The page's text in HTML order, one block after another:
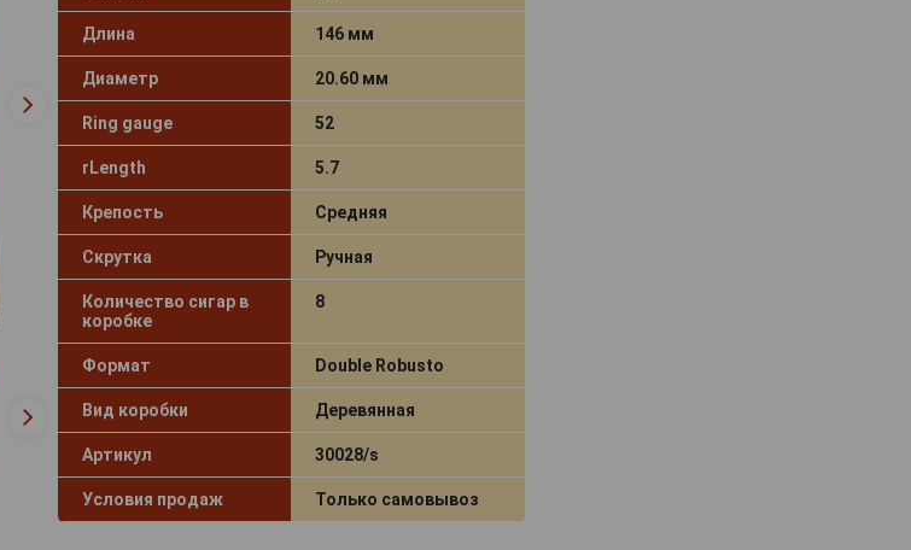
Длина 146 мм
Диаметр 20.60 мм
Ring gauge 52
rLength 5.7
Крепость Средняя
Скрутка Ручная
Количество сигар в
коробке
8
Формат Double Robusto
Вид коробки Деревянная
Артикул 30028/s
Условия продаж Только самовывоз